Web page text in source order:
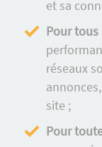
et sa
Pour tous
réseaux
site ;
Pour